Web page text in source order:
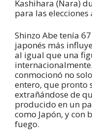
Kashihara (Nara)
para las elecciones
Shinzo Abe tenía
japonés más
al igual que una
conmocionó no
entero, que pronto
extrañándose de
producido en un
como Japón, y con
fuego.